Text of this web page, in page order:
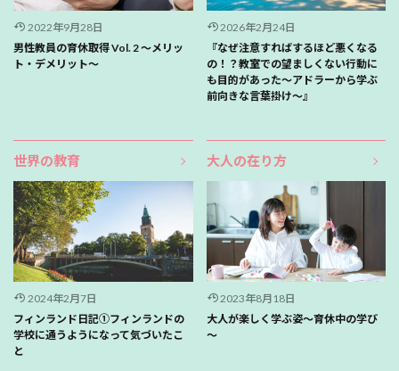
2022年9月28日
男性教員の育休取得 Vol. 2 ～メリッ
ト・デメリット～
2026年2月24日
『なぜ注意すればするほど悪くなる
の！？教室での望ましくない行動に
も目的があった〜アドラーから学ぶ
前向きな言葉掛け〜』
世界の教育
2024年2月7日
フィンランド日記①フィンランドの
学校に通うようになって気づいたこ
と
大人の在り方
2023年8月18日
大人が楽しく学ぶ姿～育休中の学び
～